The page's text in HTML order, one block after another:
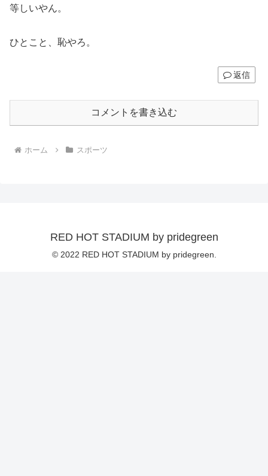
等しいやん。
ひとこと、恥やろ。
返信
コメントを書き込む
ホーム スポーツ
RED HOT STADIUM by pridegreen
© 2022 RED HOT STADIUM by pridegreen.